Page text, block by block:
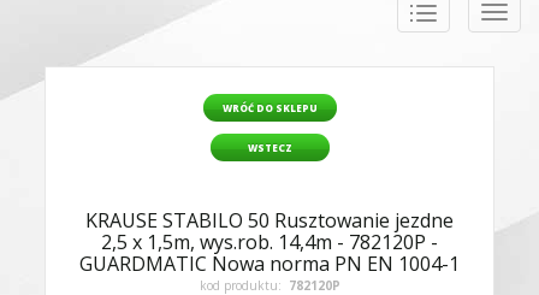
Toggle
WRÓĆ DO SKLEPU
WSTECZ
KRAUSE STABILO 50 Rusztowanie jezdne
2,5 x 1,5m, wys.rob. 14,4m - 782120P -
GUARDMATIC Nowa norma PN EN 1004-1
kod produktu: 782120P